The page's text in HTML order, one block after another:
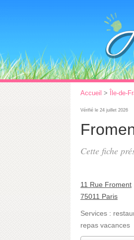
Accueil > Île-de-
Vérifié le 24 juillet 2026
Cette fiche
11 Rue Froment
75011 Paris
Services :
repas vacances